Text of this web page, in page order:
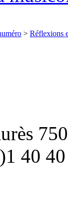
> Réflexions
40